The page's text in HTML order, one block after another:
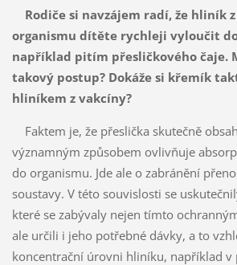
Rodiče si navzájem radí, že hliník
organismu dítěte rychleji vyloučit
například pitím přesličkového čaje.
takový postup? Dokáže si křemík
hliníkem z vakcíny?
Faktem je, že přeslička skutečně
významným způsobem ovlivňuje
do organismu. Jde ale o zabránění
soustavy. V této souvislosti se
které se zabývaly nejen tímto
ale určili i jeho potřebné dávky, a to
koncentrační úrovni hliníku, například v